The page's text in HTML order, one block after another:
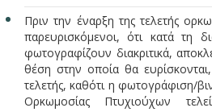
Πριν την έναρξη της τελετής
παρευρισκόμενοι, ότι κατά τη
φωτογραφίζουν διακριτικά,
θέση στην οποία θα
τελετής, καθότι η φωτογράφιση/
Ορκωμοσίας Πτυχιούχων